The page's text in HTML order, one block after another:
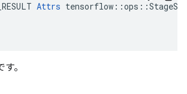
Attrs
。